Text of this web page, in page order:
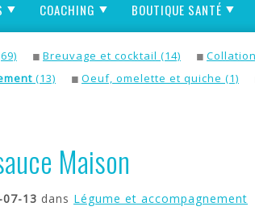
COACHING BOUTIQUE SANTÉ
Breuvage et cocktail (14)
(13) Oeuf, omelette et quiche (1)
Maison
07-13 dans Légume et accompagnement